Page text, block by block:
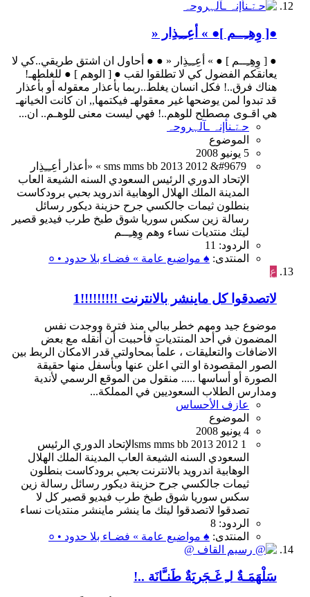
●[ وِهِـِــم ]● » أعِـِـِذِار «
● [ وِهِـِــم ] ● » أعِـِـِذِار « ● ● أحاول ان اشتق طريقي..كي لا
يعانقكم الفضول كي لا تطلقوا لقب ● [ الوهم ] ● للغلطهـ!
هناك فرق..! فكل انسان يغلط..ربما بأعذار معقوله أو بأعذار
قد تبدوا لمن يوضحها غير معقولهـ فيكتمها,, ان كانت الخيانهـ
هي اقـوى مصطلح للوهم..! فهي ليست معنى للوهـم.. ان...
حےّـنأإنہ ـآلہروحہ
الموضوع
5 يونيو 2008
&#9679
2012
2013
bb
mms
sms
«
» أعذار
أعِـِـِذِار
الإتحاد الدوري الرئيس السعودي السنه الشيعة العاب
المدينة الملك الهلال الوهابية اندرويدبحبي برودكاست
بنطلون ثيمات جالكسي جرح حزينة ديكور رسائل
رسالة زين سكس سوريا شوق طبخ طرب فيديو قصير
ليتك منتديات نساء وهم وِهِـِــم
الردود: 11
المنتدى: ♠ مواضيع عامة » فضـاء بلا حدود • ०
ع
لاتصدقوا كل ماينشر بالانترنت !!!!!!!!!1
موضوع جيد ومهم خطر ببالي منذ فترة ووجدت نفس
المضمون في أحد المنتديات فأحببت أن أنقله مع بعض
الاضافات والتعليقات ، علماً بمحاولتي قدر الامكان الربط بين
الصور المقصودة او التي اعلن عنها وبأسفل منها حقيقة
الصورة أو أساسها ..... منقول من الموقع الرسمي لأندية
ومدارس الطلاب السعوديين في المملكة...
عازف الأحساس
الموضوع
4 يونيو 2008
1
2012
2013
bb
mms
sms الإتحاد الدوري الرئيس
السعودي السنه الشيعة العاب المدينة الملك الهلال
الوهابية اندرويد بالانترنتبحبي برودكاست بنطلون
ثيمات جالكسي جرح حزينة ديكور رسائل رسالة زين
سكس سوريا شوق طبخ طرب فيديو قصير كل لا
تصدقوا لاتصدقوا ليتك ما ينشر ماينشر منتديات نساء
الردود: 8
المنتدى: ♠ مواضيع عامة » فضـاء بلا حدود • ०
سَلْهَمَـةٌ لـِ غَـجَريَةٌ طَنـَّانَة ..!